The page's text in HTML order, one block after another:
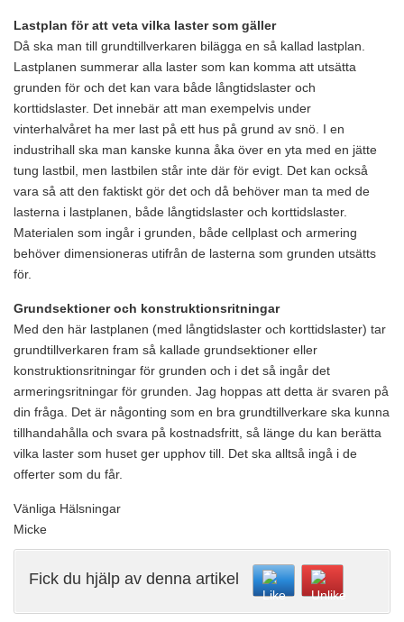
Lastplan för att veta vilka laster som gäller
Då ska man till grundtillverkaren bilägga en så kallad lastplan.
Lastplanen summerar alla laster som kan komma att utsätta
grunden för och det kan vara både långtidslaster och
korttidslaster. Det innebär att man exempelvis under
vinterhalvåret ha mer last på ett hus på grund av snö. I en
industrihall ska man kanske kunna åka över en yta med en jätte
tung lastbil, men lastbilen står inte där för evigt. Det kan också
vara så att den faktiskt gör det och då behöver man ta med de
lasterna i lastplanen, både långtidslaster och korttidslaster.
Materialen som ingår i grunden, både cellplast och armering
behöver dimensioneras utifrån de lasterna som grunden utsätts
för.
Grundsektioner och konstruktionsritningar
Med den här lastplanen (med långtidslaster och korttidslaster) tar
grundtillverkaren fram så kallade grundsektioner eller
konstruktionsritningar för grunden och i det så ingår det
armeringsritningar för grunden. Jag hoppas att detta är svaren på
din fråga. Det är någonting som en bra grundtillverkare ska kunna
tillhandahålla och svara på kostnadsfritt, så länge du kan berätta
vilka laster som huset ger upphov till. Det ska alltså ingå i de
offerter som du får.
Vänliga Hälsningar
Micke
Fick du hjälp av denna artikel